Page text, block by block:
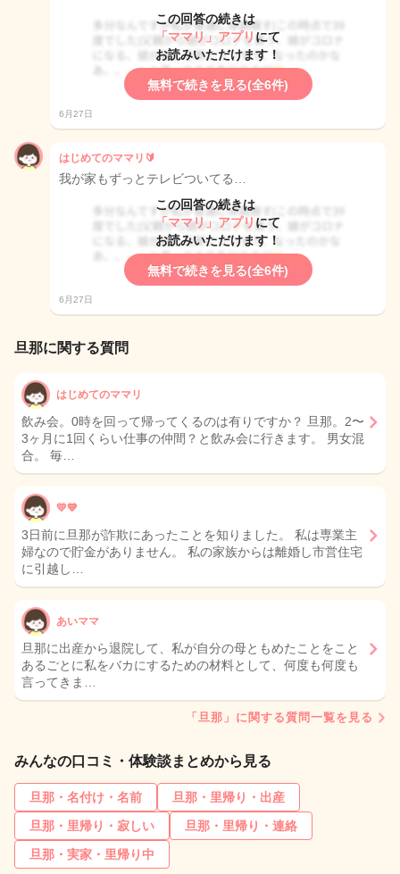
この回答の続きは
「ママリ」アプリ にて
お読みいただけます！
無料で続きを見る(全6件)
6月27日
はじめてのママリ🔰
我が家もずっとテレビついてる…
この回答の続きは
「ママリ」アプリ にて
お読みいただけます！
無料で続きを見る(全6件)
6月27日
旦那に関する質問
はじめてのママリ
飲み会。0時を回って帰ってくるのは有りですか？ 旦那。2〜
3ヶ月に1回くらい仕事の仲間？と飲み会に行きます。 男女混
合。 毎…
💛💙
3日前に旦那が詐欺にあったことを知りました。 私は専業主
婦なので貯金がありません。 私の家族からは離婚し市営住宅
に引越し…
あいママ
旦那に出産から退院して、私が自分の母ともめたことをこと
あるごとに私をバカにするための材料として、何度も何度も
言ってきま…
「旦那」に関する質問一覧を見る
みんなの口コミ・体験談まとめから見る
旦那・名付け・名前
旦那・里帰り・出産
旦那・里帰り・寂しい
旦那・里帰り・連絡
旦那・実家・里帰り中